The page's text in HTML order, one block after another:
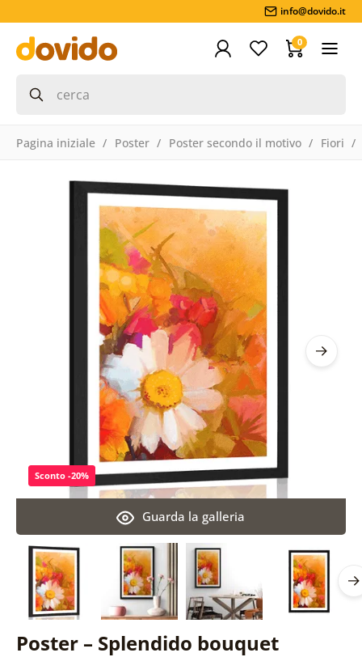
info@dovido.it
0
Pagina iniziale Poster Poster secondo il motivo Fiori
Poster – Splendido bouquet
Guarda la galleria
Sconto -20%